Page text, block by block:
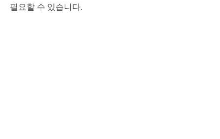
필요할 수 있습니다.